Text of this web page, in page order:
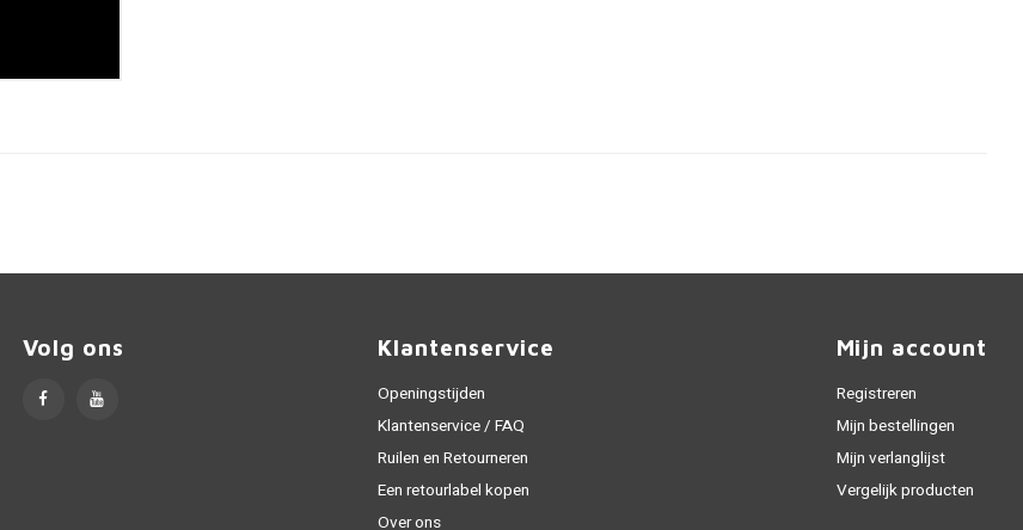
Volg ons Klantenservice
Openingstijden
Klantenservice / FAQ
Ruilen en Retourneren
Een retourlabel kopen
Over ons
Mijn account
Registreren
Mijn bestellingen
Mijn verlanglijst
Vergelijk producten